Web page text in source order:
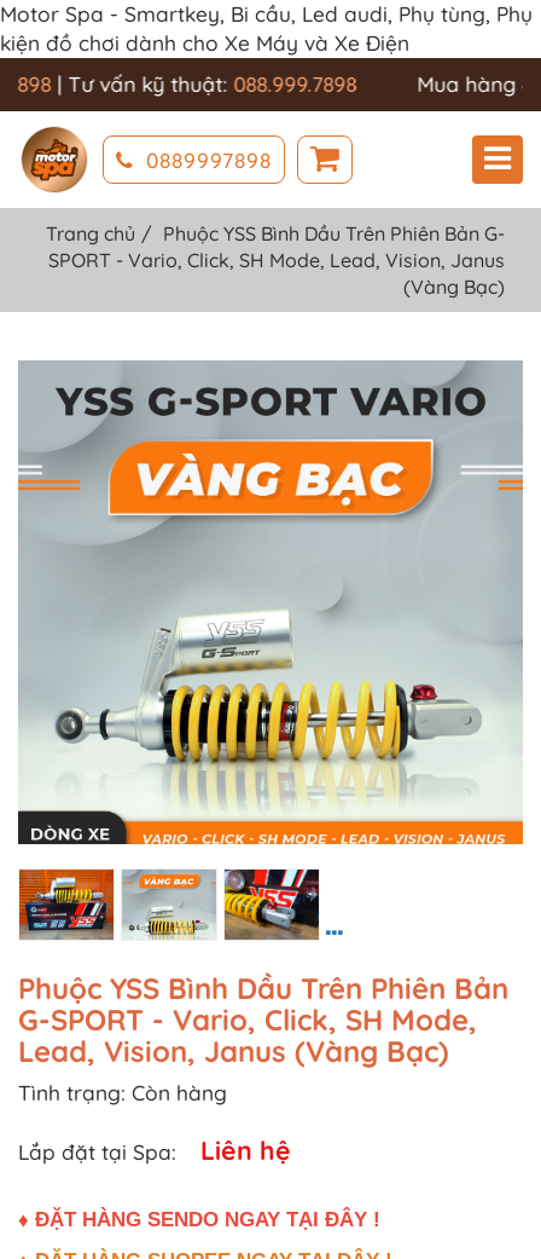
Motor Spa - Smartkey, Bi cầu, Led audi, Phụ tùng, Phụ
kiện đồ chơi dành cho Xe Máy và Xe Điện
| Tư vấn kỹ thuật:088.999.7898 Mua hàng &
0889997898
Trang chủ
Phuộc YSS Bình Dầu Trên Phiên Bản G-
SPORT - Vario, Click, SH Mode, Lead, Vision, Janus
(Vàng Bạc)
Phuộc YSS Bình Dầu Trên Phiên Bản
G-SPORT - Vario, Click, SH Mode,
Lead, Vision, Janus (Vàng Bạc)
Tình trạng: Còn hàng
Lắp đặt tại Spa: Liên hệ
♦ ĐẶT HÀNG SENDO NGAY TẠI ĐÂY !